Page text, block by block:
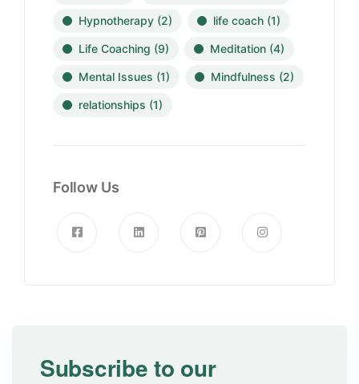
Hypnotherapy (2) life coach (1)
Life Coaching (9) Meditation (4)
Mental Issues (1) Mindfulness (2)
relationships (1)
Follow Us
Subscribe to our